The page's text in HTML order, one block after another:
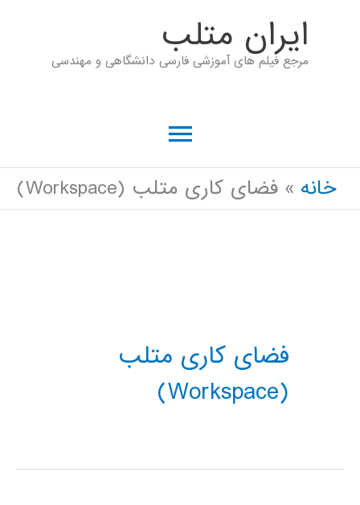
ايران متلب
مرجع فیلم های آموزشی فارسی دانشگاهی و مهندسی
فهرست
اصلی
خانه فضای کاری متلب (Workspace)
فضای کاری متلب
(Workspace)